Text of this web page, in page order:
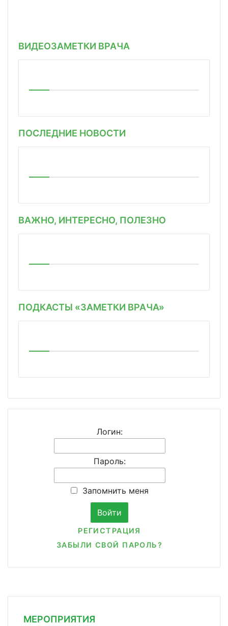
ВИДЕОЗАМЕТКИ ВРАЧА
ПОСЛЕДНИЕ НОВОСТИ
ВАЖНО, ИНТЕРЕСНО, ПОЛЕЗНО
ПОДКАСТЫ «ЗАМЕТКИ ВРАЧА»
Логин:
Пароль:
Запомнить меня
РЕГИСТРАЦИЯ
ЗАБЫЛИ СВОЙ ПАРОЛЬ?
МЕРОПРИЯТИЯ